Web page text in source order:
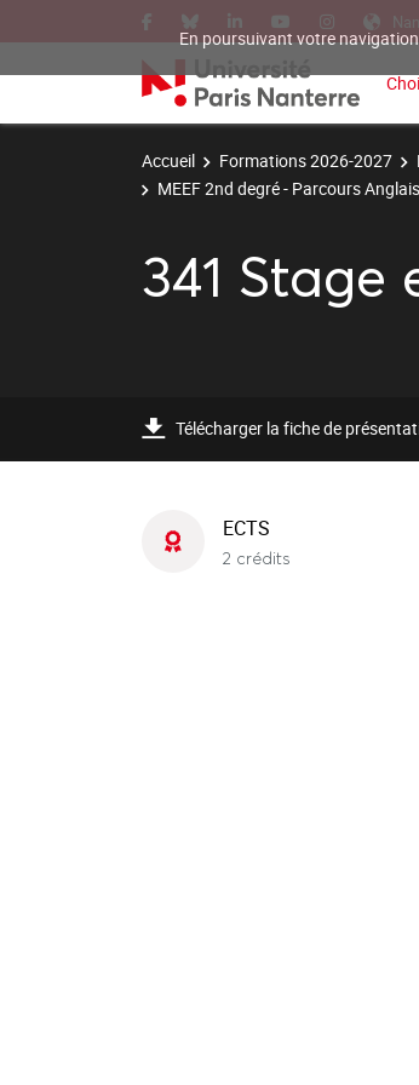
En poursuivant votre
Accueil Formations 2026-2027
MEEF 2nd degré - Parcours Anglais
341 Stage
Télécharger la fiche de
ECTS
2 crédits